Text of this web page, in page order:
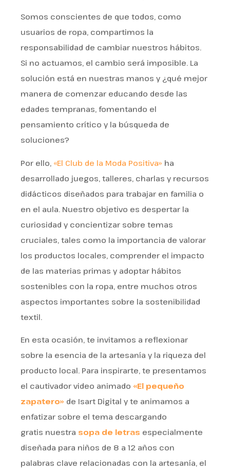
Somos conscientes de que todos, como
usuarios de ropa, compartimos la
responsabilidad de cambiar nuestros hábitos.
Si no actuamos, el cambio será imposible. La
solución está en nuestras manos y ¿qué mejor
manera de comenzar educando desde las
edades tempranas, fomentando el
pensamiento crítico y la búsqueda de
soluciones?
Por ello, «El Club de la Moda Positiva» ha
desarrollado juegos, talleres, charlas y recursos
didácticos diseñados para trabajar en familia o
en el aula. Nuestro objetivo es despertar la
curiosidad y concientizar sobre temas
cruciales, tales como la importancia de valorar
los productos locales, comprender el impacto
de las materias primas y adoptar hábitos
sostenibles con la ropa, entre muchos otros
aspectos importantes sobre la sostenibilidad
textil.
En esta ocasión, te invitamos a reflexionar
sobre la esencia de la artesanía y la riqueza del
producto local. Para inspirarte, te presentamos
el cautivador video animado «El pequeño
zapatero» de Isart Digital y te animamos a
enfatizar sobre el tema descargando
gratis nuestra sopa de letras especialmente
diseñada para niños de 8 a 12 años con
palabras clave relacionadas con la artesanía, el